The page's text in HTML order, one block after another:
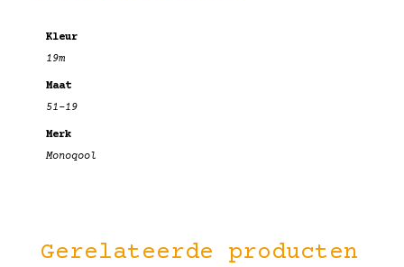
Kleur
19m
Maat
51-19
Merk
Monoqool
Gerelateerde producten